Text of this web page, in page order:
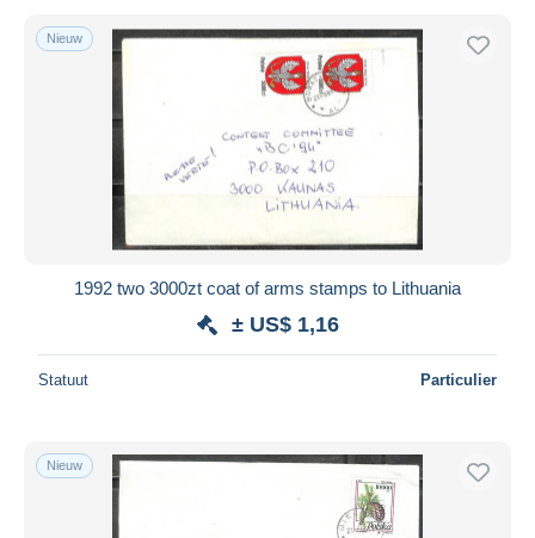
Nieuw
1992 two 3000zt coat of arms stamps to Lithuania
± US$ 1,16
Statuut Particulier
Nieuw